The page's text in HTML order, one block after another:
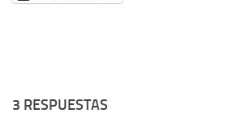
3 RESPUESTAS